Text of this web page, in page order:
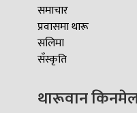
समाचार
प्रवासमा थारू
सलिमा
सँस्कृति
थारूवान